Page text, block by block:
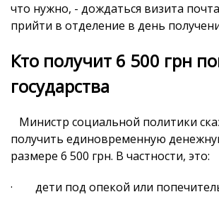
что нужно, - дождаться визита
прийти в отделение в день
Кто получит 6 500 грн
государства
Министр социальной политики
получить единовременную
размере 6 500 грн. В частности, это:
· дети под опекой или